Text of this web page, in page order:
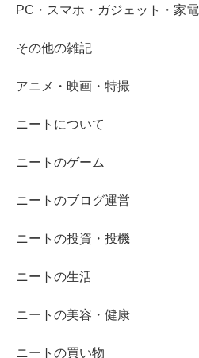
PC・スマホ・ガジェット・家電
その他の雑記
アニメ・映画・特撮
ニートについて
ニートのゲーム
ニートのブログ運営
ニートの投資・投機
ニートの生活
ニートの美容・健康
ニートの買い物